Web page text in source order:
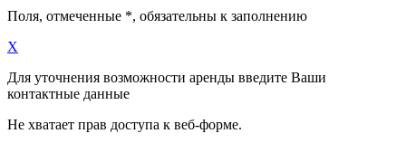
Поля, отмеченные *, обязательны к заполнению
X
Для уточнения возможности аренды введите Ваши
контактные данные
Не хватает прав доступа к веб-форме.